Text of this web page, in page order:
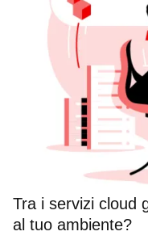
Tra i servizi cloud
al tuo ambiente?